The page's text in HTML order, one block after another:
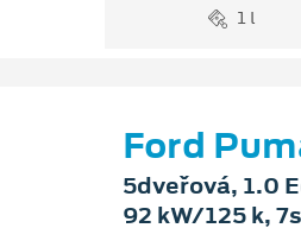
1 l
Ford
5dveřová, 1.0
92 kW/125 k,